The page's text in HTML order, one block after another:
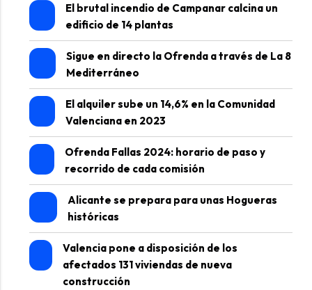
El brutal incendio de Campanar calcina un
edificio de 14 plantas
Sigue en directo la Ofrenda a través de La 8
Mediterráneo
El alquiler sube un 14,6% en la Comunidad
Valenciana en 2023
Ofrenda Fallas 2024: horario de paso y
recorrido de cada comisión
Alicante se prepara para unas Hogueras
históricas
Valencia pone a disposición de los
afectados 131 viviendas de nueva
construcción